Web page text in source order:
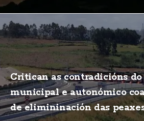
Critican as contradicións
municipal e autonómico
de elimininación das